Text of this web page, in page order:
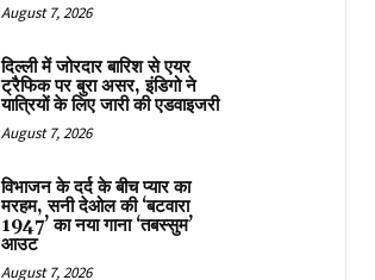
August 7, 2026
दिल्ली में जोरदार बारिश से एयर
ट्रैफिक पर बुरा असर, इंडिगो ने
यात्रियों के लिए जारी की एडवाइजरी
August 7, 2026
विभाजन के दर्द के बीच प्यार का
मरहम, सनी देओल की ‘बटवारा
1947’ का नया गाना ‘तबस्सुम’
आउट
August 7, 2026